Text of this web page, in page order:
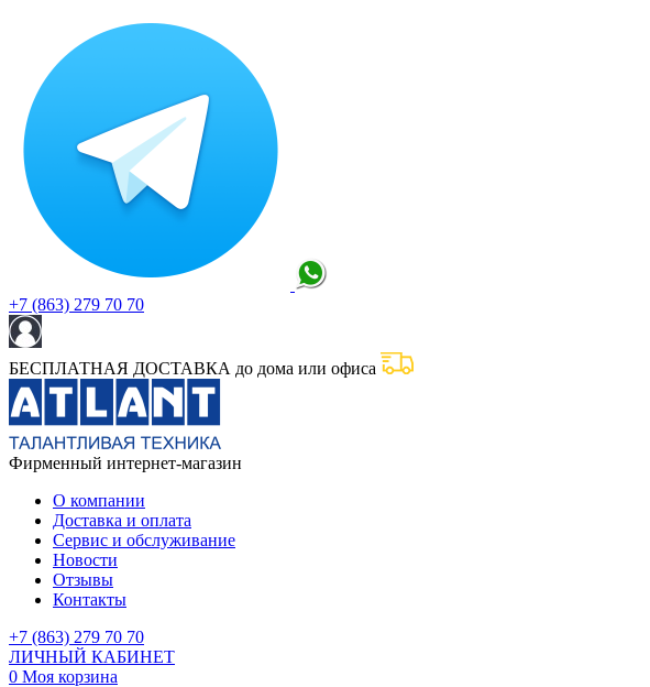
+7 (863) 279 70 70
БЕСПЛАТНАЯ ДОСТАВКА до дома или офиса
Фирменный интернет-магазин
О компании
Доставка и оплата
Сервис и обслуживание
Новости
Отзывы
Контакты
+7 (863) 279 70 70
ЛИЧНЫЙ КАБИНЕТ
0 Моя корзина